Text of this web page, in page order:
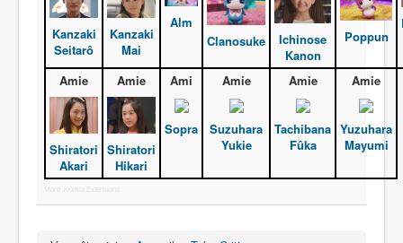
T
W
X
Y
Kanzaki
Seitarô
Kanzaki
Mai
Alm
Clanosuke
Ichinose
Kanon
Poppun
Amie
Shiratori
Akari
Amie
Shiratori
Hikari
Ami
Sopra
Amie
Suzuhara
Yukie
Amie
Tachibana
Fûka
Amie
Yuzuhara
Mayumi
More Joomla Extensions